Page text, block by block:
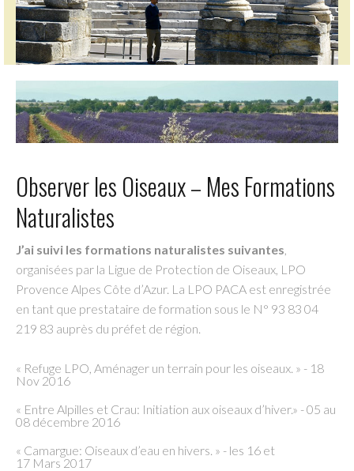
Observer les Oiseaux – Mes Formations
Naturalistes
J’ai suivi les formations naturalistes suivantes,
organisées par la Ligue de Protection de Oiseaux, LPO
Provence Alpes Côte d’Azur. La LPO PACA est enregistrée
en tant que prestataire de formation sous le N° 93 83 04
219 83 auprès du préfet de région.
« Refuge LPO, Aménager un terrain pour les oiseaux. » - 18
Nov 2016
« Entre Alpilles et Crau: Initiation aux oiseaux d’hiver.» - 05 au
08 décembre 2016
« Camargue: Oiseaux d’eau en hivers. » - les 16 et
17 Mars 2017